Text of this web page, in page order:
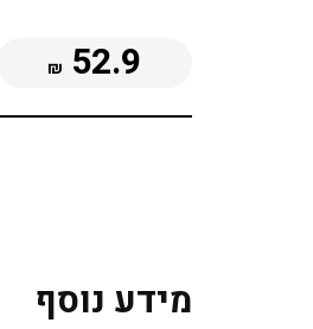
52.9
₪
מידע נוסף